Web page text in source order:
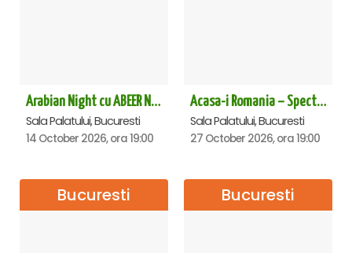
Arabian Night cu ABEER NEHME – Concert extraordinar la Sala Palatului
Sala Palatului, Bucuresti
14 October 2026, ora 19:00
Acasa-i Romania – Spectacol
Sala Palatului, Bucuresti
27 October 2026, ora 19:00
Bucuresti Bucuresti